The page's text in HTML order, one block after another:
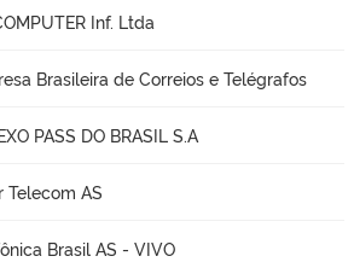
Inf. Ltda
Brasileira de Correios e Telégrafos
PASS DO BRASIL S.A
Telecom AS
Brasil AS - VIVO